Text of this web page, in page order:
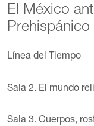
El México
Prehispánico
Línea del Tiempo
Sala 2. El mundo
Sala 3. Cuerpos,